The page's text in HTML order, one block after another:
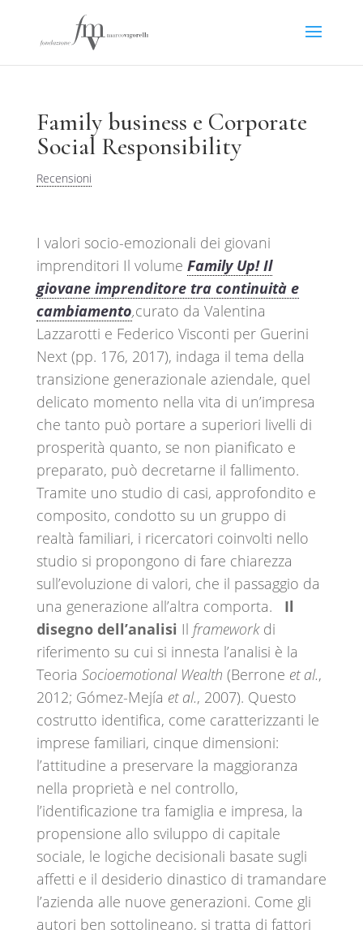
Family business e Corporate
Social Responsibility
Recensioni
I valori socio-emozionali dei giovani
imprenditori Il volume Family Up! Il
giovane imprenditore tra continuità e
cambiamento,curato da Valentina
Lazzarotti e Federico Visconti per Guerini
Next (pp. 176, 2017), indaga il tema della
transizione generazionale aziendale, quel
delicato momento nella vita di un’impresa
che tanto può portare a superiori livelli di
prosperità quanto, se non pianificato e
preparato, può decretarne il fallimento.
Tramite uno studio di casi, approfondito e
composito, condotto su un gruppo di
realtà familiari, i ricercatori coinvolti nello
studio si propongono di fare chiarezza
sull’evoluzione di valori, che il passaggio da
una generazione all’altra comporta. Il
disegno dell’analisi Il frameworkdi
riferimento su cui si innesta l’analisi è la
Teoria Socioemotional Wealth (Berrone et al.,
2012; Gómez-Mejía et al., 2007). Questo
costrutto identifica, come caratterizzanti le
imprese familiari, cinque dimensioni:
l’attitudine a preservare la maggioranza
nella proprietà e nel controllo,
l’identificazione tra famiglia e impresa, la
propensione allo sviluppo di capitale
sociale, le logiche decisionali basate sugli
affetti e il desiderio dinastico di tramandare
l’azienda alle nuove generazioni. Come gli
autori ben sottolineano, si tratta di fattori